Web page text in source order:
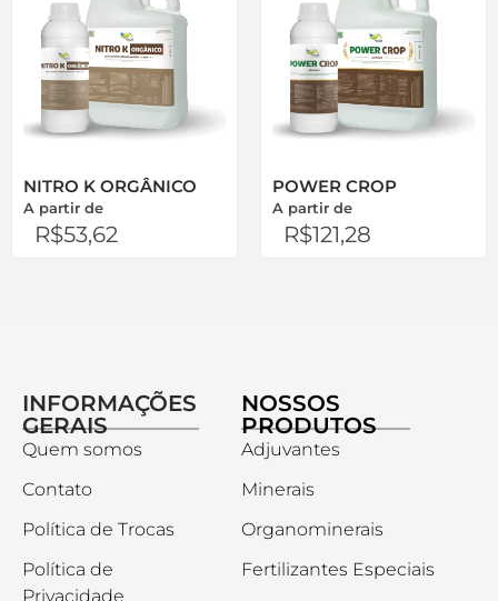
NITRO K ORGÂNICO
A partir de
R$53,62
POWER CROP
A partir de
R$121,28
INFORMAÇÕES
GERAIS
Quem somos
Contato
Política de Trocas
Política de
Privacidade
NOSSOS
PRODUTOS
Adjuvantes
Minerais
Organominerais
Fertilizantes Especiais